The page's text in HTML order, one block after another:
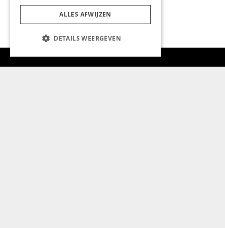
ALLES AFWIJZEN
DETAILS WEERGEVEN